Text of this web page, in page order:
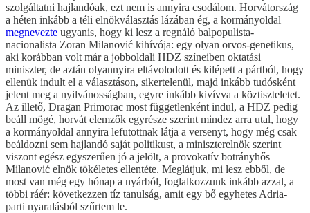
szolgáltatni hajlandóak, ezt nem is annyira csodálom. Horvátország
a héten inkább a téli elnökválasztás lázában ég, a kormányoldal
megnevezte ugyanis, hogy ki lesz a regnáló balpopulista-
nacionalista Zoran Milanović kihívója: egy olyan orvos-genetikus,
aki korábban volt már a jobboldali HDZ színeiben oktatási
miniszter, de aztán olyannyira eltávolodott és kilépett a pártból, hogy
ellenük indult el a választáson, sikertelenül, majd inkább tudósként
jelent meg a nyilvánosságban, egyre inkább kivívva a köztiszteletet.
Az illető, Dragan Primorac most függetlenként indul, a HDZ pedig
beáll mögé, horvát elemzők egyrésze szerint mindez arra utal, hogy
a kormányoldal annyira lefutottnak látja a versenyt, hogy még csak
beáldozni sem hajlandó saját politikust, a miniszterelnök szerint
viszont egész egyszerűen jó a jelölt, a provokatív botrányhős
Milanović elnök tökéletes ellentéte. Meglátjuk, mi lesz ebből, de
most van még egy hónap a nyárból, foglalkozzunk inkább azzal, a
többi ráér: következzen tíz tanulság, amit egy bő egyhetes Adria-
parti nyaralásból szűrtem le.